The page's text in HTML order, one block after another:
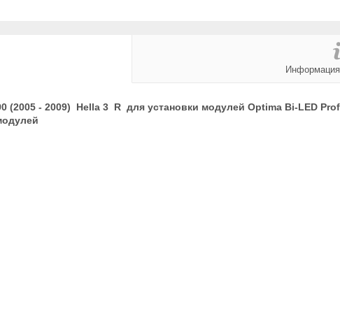
(2005 - 2009) Hella 3 R для установки модулей Optima Bi-LED